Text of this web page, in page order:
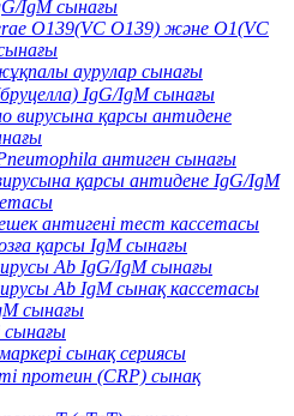
IgM сынағы
O139(VC O139) және O1(VC
аурулар сынағы
IgG/IgM сынағы
вирусына қарсы антидене
антиген сынағы
қарсы антидене IgG/IgM
антигені тест кассетасы
қарсы IgM сынағы
Ab IgG/IgM сынағы
Ab IgM сынақ кассетасы
сынағы
сынағы
сынақ сериясы
протеин (CRP) сынақ